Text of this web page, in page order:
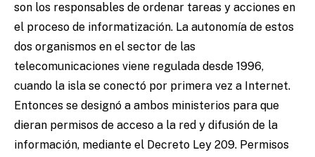
son los responsables de ordenar tareas y acciones en
el proceso de informatización. La autonomía de estos
dos organismos en el sector de las
telecomunicaciones viene regulada desde 1996,
cuando la isla se conectó por primera vez a Internet.
Entonces se designó a ambos ministerios para que
dieran permisos de acceso a la red y difusión de la
información, mediante el Decreto Ley 209. Permisos